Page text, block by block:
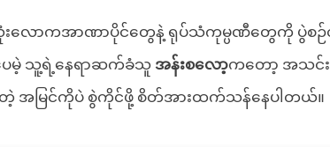
လောကအာဏာပိုင်တွေနဲ့ ရုပ်သံကုမ္ပဏီတွေကို ပွဲစဉ်
ေမဲ့ သူ့ရဲ့နေရာဆက်ခံသူ အန်းစလော့ကတော့ အသင်
တဲ့ အမြင်ကိုပဲ စွဲကိုင်ဖို့ စိတ်အားထက်သန်နေပါတယ်။